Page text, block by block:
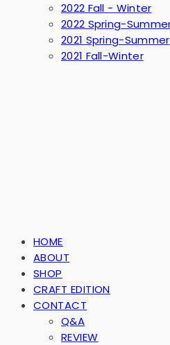
2022 Fall - Winter
2022 Spring-
2021 Spring-Summer
2021 Fall-Winter
HOME
ABOUT
SHOP
CRAFT EDITION
CONTACT
Q&A
REVIEW